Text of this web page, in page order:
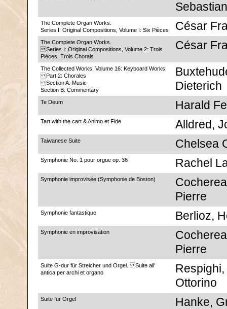
The Complete Organ Works.
Series I: Original Compositions, Volume I: Six Pièces
César
The Complete Organ Works.
Series I: Original Compositions, Volume 2: Trois
Pièces, Trois Chorals
César
The Collected Works, Volume 16: Keyboard Works.
Part 2: Chorales
Section A: Music
Section B: Commentary
Dieterich
Te Deum Harald
Tart with the cart & Animo et Fide Alldred,
Taiwanese Suite Chelsea
Symphonie No. 1 pour orgue op. 36 Rachel
Symphonie improvisée (Symphonie de Boston)
Pierre
Symphonie fantastique Berlioz,
Symphonie en improvisation
Pierre
Suite G-dur für Streicher und Orgel. Suite all'
antica per archi et organo
Respighi,
Ottorino
Suite für Orgel Hanke,